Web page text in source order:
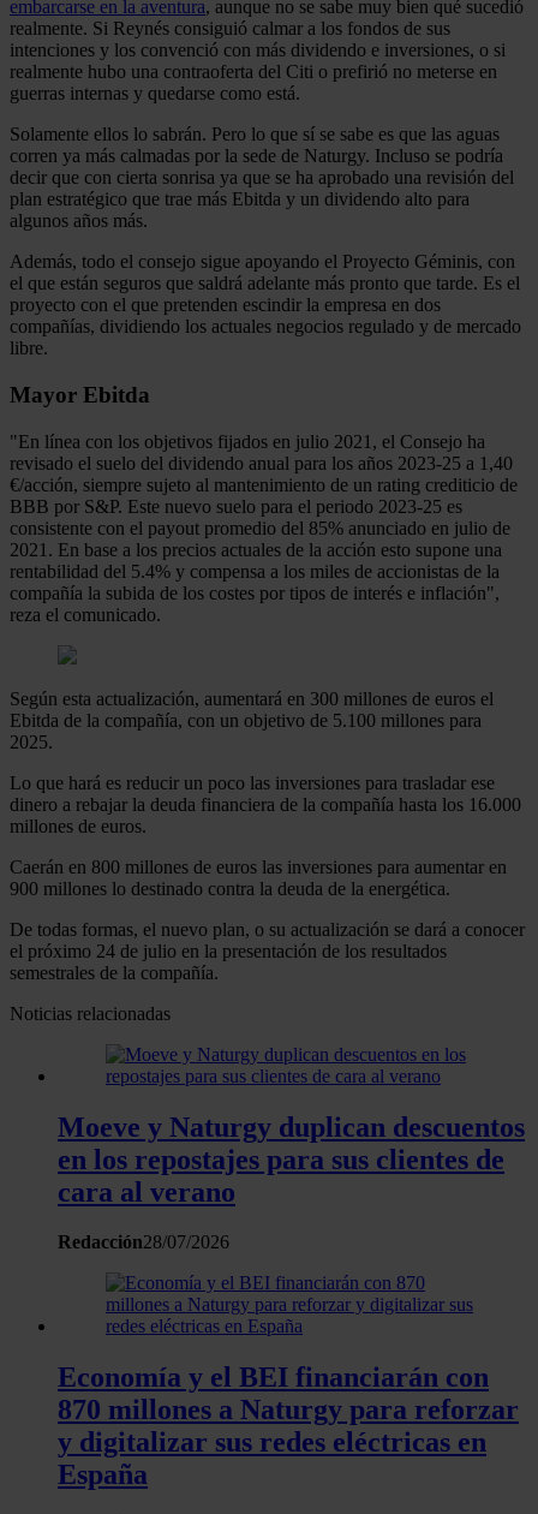
embarcarse en la aventura, aunque no se sabe muy bien qué sucedió
realmente. Si Reynés consiguió calmar a los fondos de sus
intenciones y los convenció con más dividendo e inversiones, o si
realmente hubo una contraoferta del Citi o prefirió no meterse en
guerras internas y quedarse como está.
Solamente ellos lo sabrán. Pero lo que sí se sabe es que las aguas
corren ya más calmadas por la sede de Naturgy. Incluso se podría
decir que con cierta sonrisa ya que se ha aprobado una revisión del
plan estratégico que trae más Ebitda y un dividendo alto para
algunos años más.
Además, todo el consejo sigue apoyando el Proyecto Géminis, con
el que están seguros que saldrá adelante más pronto que tarde. Es el
proyecto con el que pretenden escindir la empresa en dos
compañías, dividiendo los actuales negocios regulado y de mercado
libre.
Mayor Ebitda
"En línea con los objetivos fijados en julio 2021, el Consejo ha
revisado el suelo del dividendo anual para los años 2023-25 a 1,40
€/acción, siempre sujeto al mantenimiento de un rating crediticio de
BBB por S&P. Este nuevo suelo para el periodo 2023-25 es
consistente con el payout promedio del 85% anunciado en julio de
2021. En base a los precios actuales de la acción esto supone una
rentabilidad del 5.4% y compensa a los miles de accionistas de la
compañía la subida de los costes por tipos de interés e inflación",
reza el comunicado.
Según esta actualización, aumentará en 300 millones de euros el
Ebitda de la compañía, con un objetivo de 5.100 millones para
2025.
Lo que hará es reducir un poco las inversiones para trasladar ese
dinero a rebajar la deuda financiera de la compañía hasta los 16.000
millones de euros.
Caerán en 800 millones de euros las inversiones para aumentar en
900 millones lo destinado contra la deuda de la energética.
De todas formas, el nuevo plan, o su actualización se dará a conocer
el próximo 24 de julio en la presentación de los resultados
semestrales de la compañía.
Noticias relacionadas
Moeve y Naturgy duplican descuentos
en los repostajes para sus clientes de
cara al verano
Redacción28/07/2026
Economía y el BEI financiarán con
870 millones a Naturgy para reforzar
y digitalizar sus redes eléctricas en
España